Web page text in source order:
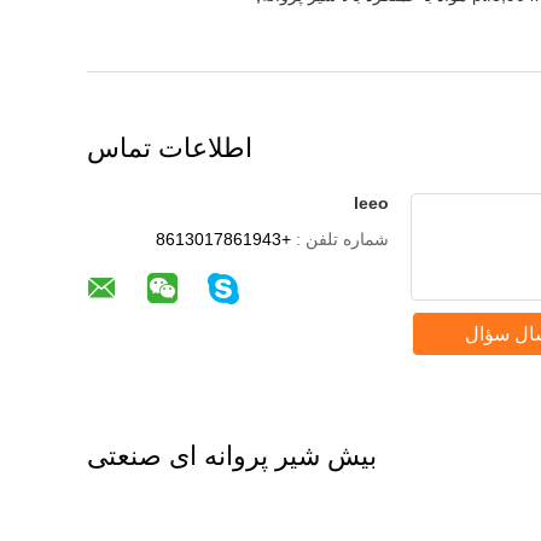
اطلاعات تماس
leeo
شماره تلفن : +8613017861943
سؤال
بیش شیر پروانه ای صنعتی